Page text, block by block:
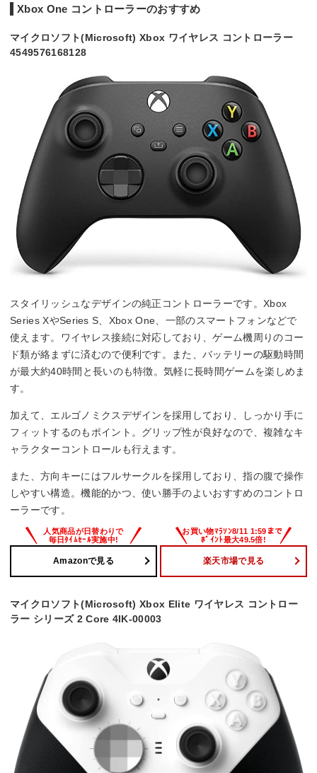
Xbox One コントローラーのおすすめ
マイクロソフト(Microsoft) Xbox ワイヤレス コントローラー
4549576168128
スタイリッシュなデザインの純正コントローラーです。Xbox
Series XやSeries S、Xbox One、一部のスマートフォンなどで
使えます。ワイヤレス接続に対応しており、ゲーム機周りのコー
ド類が絡まずに済むので便利です。また、バッテリーの駆動時間
が最大約40時間と長いのも特徴。気軽に長時間ゲームを楽しめま
す。
加えて、エルゴノミクスデザインを採用しており、しっかり手に
フィットするのもポイント。グリップ性が良好なので、複雑なキ
ャラクターコントロールも行えます。
また、方向キーにはフルサークルを採用しており、指の腹で操作
しやすい構造。機能的かつ、使い勝手のよいおすすめのコントロ
ーラーです。
Amazonで見る 楽天市場で見る
マイクロソフト(Microsoft) Xbox Elite ワイヤレス コントロー
ラー シリーズ 2 Core 4IK-00003